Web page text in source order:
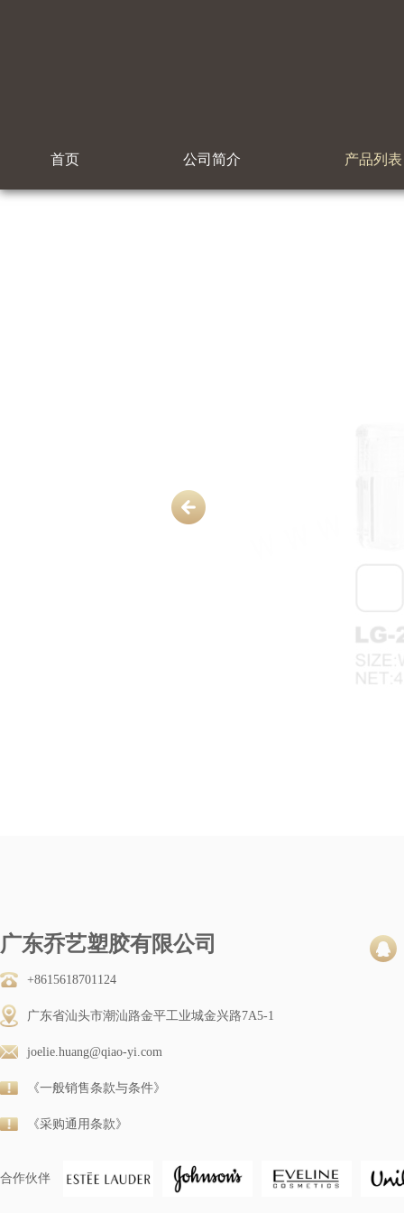
首页 公司简介 产品列表
广东乔艺塑胶有限公司
+8615618701124
广东省汕头市潮汕路金平工业城金兴路7A5-1
joelie.huang@qiao-yi.com
《一般销售条款与条件》
《采购通用条款》
合作伙伴